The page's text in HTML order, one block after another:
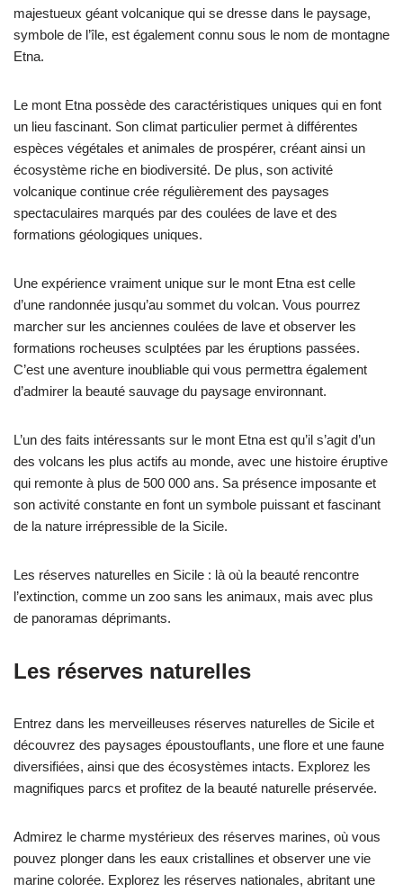
majestueux géant volcanique qui se dresse dans le paysage,
symbole de l’île, est également connu sous le nom de montagne
Etna.
Le mont Etna possède des caractéristiques uniques qui en font
un lieu fascinant. Son climat particulier permet à différentes
espèces végétales et animales de prospérer, créant ainsi un
écosystème riche en biodiversité. De plus, son activité
volcanique continue crée régulièrement des paysages
spectaculaires marqués par des coulées de lave et des
formations géologiques uniques.
Une expérience vraiment unique sur le mont Etna est celle
d’une randonnée jusqu’au sommet du volcan. Vous pourrez
marcher sur les anciennes coulées de lave et observer les
formations rocheuses sculptées par les éruptions passées.
C’est une aventure inoubliable qui vous permettra également
d’admirer la beauté sauvage du paysage environnant.
L’un des faits intéressants sur le mont Etna est qu’il s’agit d’un
des volcans les plus actifs au monde, avec une histoire éruptive
qui remonte à plus de 500 000 ans. Sa présence imposante et
son activité constante en font un symbole puissant et fascinant
de la nature irrépressible de la Sicile.
Les réserves naturelles en Sicile : là où la beauté rencontre
l’extinction, comme un zoo sans les animaux, mais avec plus
de panoramas déprimants.
Les réserves naturelles
Entrez dans les merveilleuses réserves naturelles de Sicile et
découvrez des paysages époustouflants, une flore et une faune
diversifiées, ainsi que des écosystèmes intacts. Explorez les
magnifiques parcs et profitez de la beauté naturelle préservée.
Admirez le charme mystérieux des réserves marines, où vous
pouvez plonger dans les eaux cristallines et observer une vie
marine colorée. Explorez les réserves nationales, abritant une